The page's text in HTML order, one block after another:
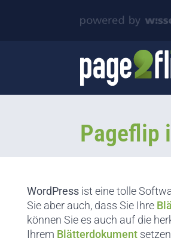
Pageflip
WordPress ist eine tolle
Sie aber auch, dass Sie Ihre
können Sie es auch auf die
Ihrem Blätterdokument